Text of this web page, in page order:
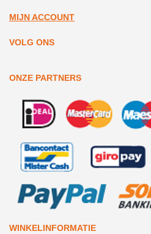
MIJN ACCOUNT
VOLG ONS
ONZE PARTNERS
WINKELINFORMATIE